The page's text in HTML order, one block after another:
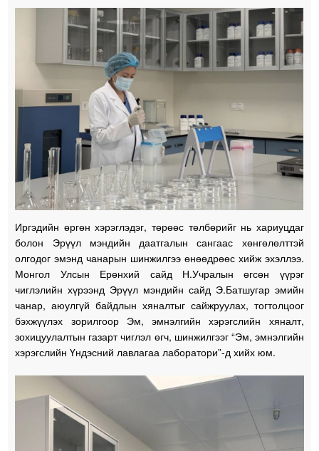
Easy news
Иргэдийн өргөн хэрэглэдэг, төрөөс төлбөрийг нь хариуцдаг
болон Эрүүл мэндийн даатгалын сангаас хөнгөлөлттэй
олгодог эмэнд чанарын шинжилгээ өнөөдрөөс хийж эхэллээ.
Монгол Улсын Ерөнхий сайд Н.Учралын өгсөн үүрэг
чиглэлийн хүрээнд Эрүүл мэндийн сайд Э.Батшугар эмийн
чанар, аюулгүй байдлын хяналтыг сайжруулах, тогтолцоог
бэхжүүлэх зорилгоор Эм, эмнэлгийн хэрэгслийн хяналт,
зохицуулалтын газарт чиглэл өгч, шинжилгээг “Эм, эмнэлгийн
хэрэгслийн Үндэсний лавлагаа лаборатори”-д хийх юм.